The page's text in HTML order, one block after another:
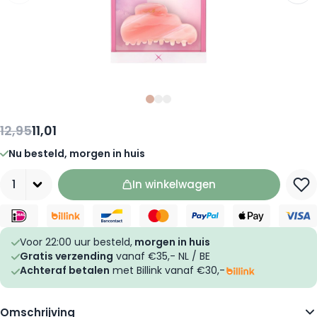
Slide
12,9511,01
Nu besteld, morgen in huis
In winkelwagen
Voor 22:00 uur besteld, morgen in huis
Gratis verzending vanaf €35,- NL / BE
Achteraf betalen met Billink vanaf €30,-
Omschrijving